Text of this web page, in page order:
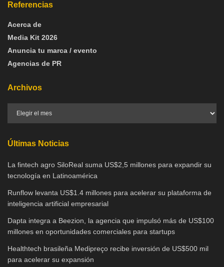
Referencias
Acerca de
Media Kit 2026
Anuncia tu marca / evento
Agencias de PR
Archivos
Últimas Noticias
La fintech agro SiloReal suma US$2,5 millones para expandir su
tecnología en Latinoamérica
Runflow levanta US$1.4 millones para acelerar su plataforma de
inteligencia artificial empresarial
Dapta integra a Beezion, la agencia que impulsó más de US$100
millones en oportunidades comerciales para startups
Healthtech brasileña Medipreço recibe inversión de US$500 mil
para acelerar su expansión